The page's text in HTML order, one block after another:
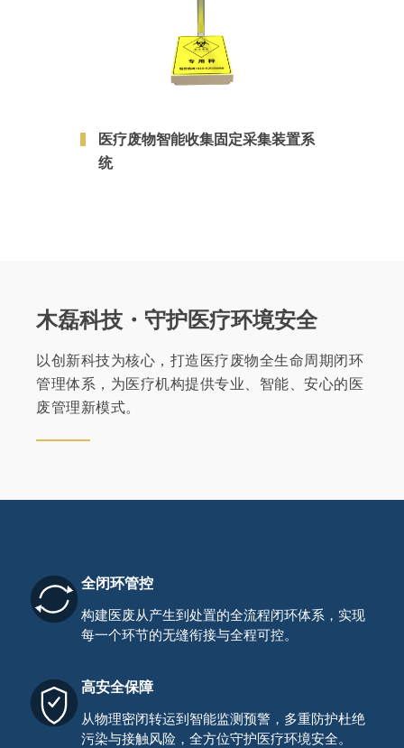
医疗废物智能收集固定采集装置系
统
木磊科技・守护医疗环境安全
以创新科技为核心，打造医疗废物全生命周期闭环
管理体系，为医疗机构提供专业、智能、安心的医
废管理新模式。
全闭环管控
构建医废从产生到处置的全流程闭环体系，实现
每一个环节的无缝衔接与全程可控。
高安全保障
从物理密闭转运到智能监测预警，多重防护杜绝
污染与接触风险，全方位守护医疗环境安全。